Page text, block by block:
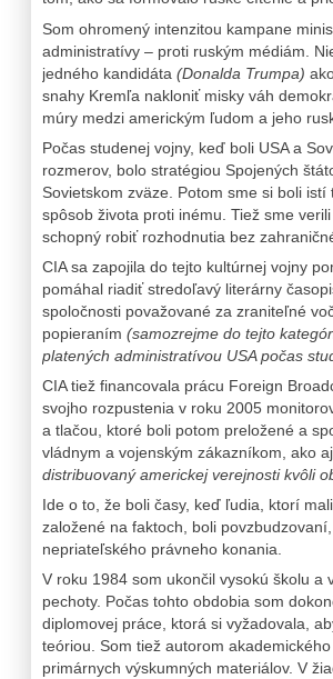
Som ohromený intenzitou kampane
administratívy – proti ruským médiám.
jedného kandidáta (Donalda Trumpa)
snahy Kremľa nakloniť misky váh
múry medzi americkým ľudom a jeho
Počas studenej vojny, keď boli USA a
rozmerov, bolo stratégiou Spojených
Sovietskom zväze. Potom sme si boli
spôsob života proti inému. Tiež sme
schopný robiť rozhodnutia bez
CIA sa zapojila do tejto kultúrnej vojny
pomáhal riadiť stredoľavý literárny
spoločnosti považované za zraniteľné
popieraním (samozrejme do tejto
platených administratívou USA počas
CIA tiež financovala prácu Foreign
svojho rozpustenia v roku 2005
a tlačou, ktoré boli potom preložené a
vládnym a vojenským zákazníkom, ako
distribuovaný americkej verejnosti kvôli
Ide o to, že boli časy, keď ľudia, ktorí
založené na faktoch, boli
nepriateľského právneho konania.
V roku 1984 som ukončil vysokú školu
pechoty. Počas tohto obdobia som
diplomovej práce, ktorá si vyžadovala,
teóriou. Som tiež autorom
primárnych výskumných materiálov. V